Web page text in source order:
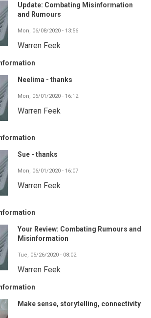
Update: Combating Misinformation
and Rumours
Mon, 06/08/2020 - 13:56
Warren Feek
Neelima - thanks
Mon, 06/01/2020 - 16:12
Warren Feek
Sue - thanks
Mon, 06/01/2020 - 16:07
Warren Feek
Your Review: Combating Rumours and
Misinformation
Tue, 05/26/2020 - 08:02
Warren Feek
Make sense, storytelling, connectivity